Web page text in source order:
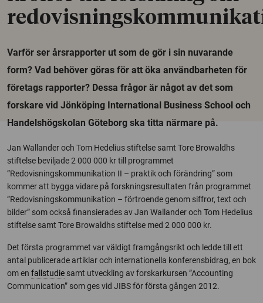
Varför ser årsrapporter ut som de gör i sin nuvarande
form? Vad behöver göras för att öka användbarheten för
företags rapporter? Dessa frågor är något av det som
forskare vid Jönköping International Business School och
Handelshögskolan Göteborg ska titta närmare på.
Jan Wallander och Tom Hedelius stiftelse samt Tore Browaldhs
stiftelse beviljade 2 000 000 kr till programmet
”Redovisningskommunikation II – praktik och förändring” som
kommer att bygga vidare på forskningsresultaten från programmet
”Redovisningskommunikation – förtroende genom siffror, text och
bilder” som också finansierades av Jan Wallander och Tom Hedelius
stiftelse samt Tore Browaldhs stiftelse med 2 000 000 kr.
Det första programmet var väldigt framgångsrikt och ledde till ett
antal publicerade artiklar och internationella konferensbidrag, en bok
om en fallstudie samt utveckling av forskarkursen ”Accounting
Communication” som ges vid JIBS för första gången 2012.